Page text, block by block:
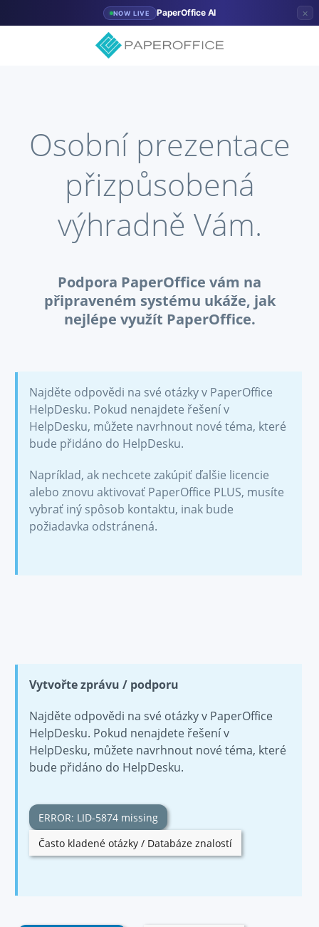
NOW LIVE PaperOffice AI ×
Osobní prezentace
přizpůsobená
výhradně Vám.
Podpora PaperOffice vám na
připraveném systému ukáže, jak
nejlépe využít PaperOffice.
Najděte odpovědi na své otázky v PaperOffice
HelpDesku. Pokud nenajdete řešení v
HelpDesku, můžete navrhnout nové téma, které
bude přidáno do HelpDesku.
Napríklad, ak nechcete zakúpiť ďalšie licencie
alebo znovu aktivovať PaperOffice PLUS, musíte
vybrať iný spôsob kontaktu, inak bude
požiadavka odstránená.
Vytvořte zprávu / podporu
Najděte odpovědi na své otázky v PaperOffice
HelpDesku. Pokud nenajdete řešení v
HelpDesku, můžete navrhnout nové téma, které
bude přidáno do HelpDesku.
ERROR: LID-5874 missing
Často kladené otázky / Databáze znalostí